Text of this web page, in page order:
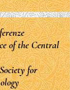
of the Central
for